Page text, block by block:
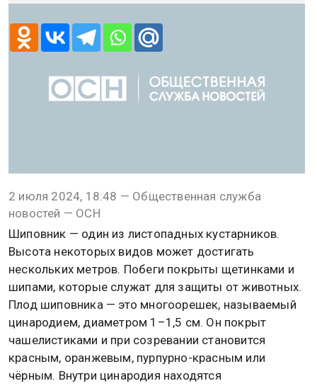
2 июля 2024, 18:48 — Общественная служба
новостей — ОСН
Шиповник — один из листопадных кустарников.
Высота некоторых видов может достигать
нескольких метров. Побеги покрыты щетинками и
шипами, которые служат для защиты от животных.
Плод шиповника — это многоорешек, называемый
цинародием, диаметром 1–1,5 см. Он покрыт
чашелистиками и при созревании становится
красным, оранжевым, пурпурно-красным или
чёрным. Внутри цинародия находятся